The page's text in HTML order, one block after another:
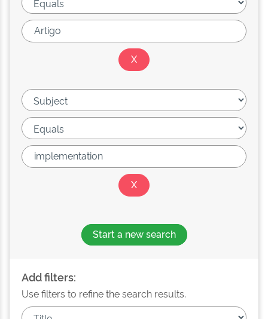
Start a new search
Add filters:
Use filters to refine the search results.